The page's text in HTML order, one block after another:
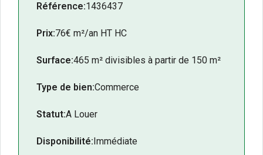
Référence:1436437
Prix:76€ m²/an HT HC
Surface:465 m² divisibles à partir de 150 m²
Type de bien:Commerce
Statut:A Louer
Disponibilité:Immédiate